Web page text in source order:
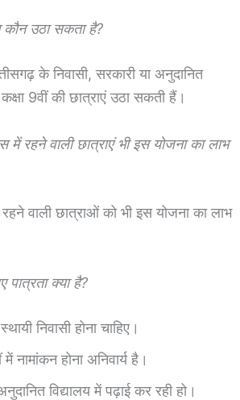
उठा सकता है?
के निवासी, सरकारी या अनुदानित
9वीं की छात्राएं उठा सकती हैं।
में रहने वाली छात्राएं भी इस योजना का लाभ
रहने वाली छात्राओं को भी इस योजना का लाभ
क्या है?
निवासी होना चाहिए।
नामांकन होना अनिवार्य है।
विद्यालय में पढ़ाई कर रही हो।